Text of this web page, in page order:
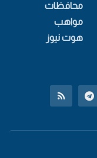
محافظات
مواهب
هوت نيوز